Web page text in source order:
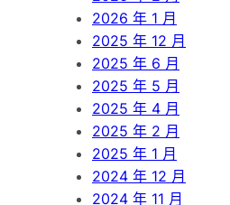
2026 年 1 月
2025 年 12 月
2025 年 6 月
2025 年 5 月
2025 年 4 月
2025 年 2 月
2025 年 1 月
2024 年 12 月
2024 年 11 月